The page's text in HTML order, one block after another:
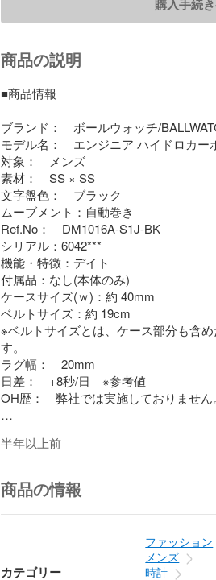
購入手続
商品の説明
■商品情報
ブランド：　ボールウォッチ/
モデル名：　エンジニア ハイドロカー
対象：　メンズ
素材：　SS × SS
文字盤色：　ブラック
ムーブメント：自動巻き
Ref.No：　DM1016A-S1J-BK
シリアル：6042***
機能・特徴：デイト
付属品：なし(本体のみ)
ケースサイズ(ｗ)：約 40mm
ベルトサイズ：約 19cm
※ベルトサイズとは、ケース部分も含
す。
ラグ幅：　20mm
日差：　+8秒/日　※参考値
OH歴：　弊社では実施しておりません。
ケース：少しの擦り傷、小さい打痕
ベゼル：少しの擦り傷、小さい打痕
ベルト/ブレスレット：少しの擦り傷
尾錠/バックル：　少しの擦り傷、小さ
半年以上前
商品の情報
カテゴリー
ファッション
メンズ
時計